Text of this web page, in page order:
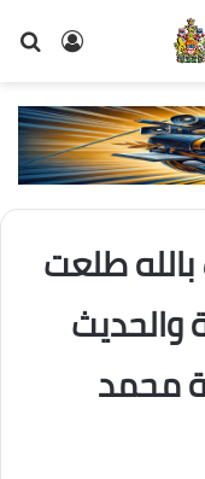
تسجيل
طلعت
والحديث
محمد